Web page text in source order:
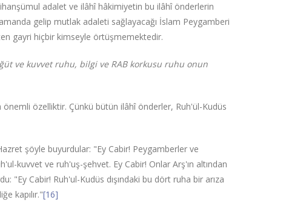
adalet ve ilâhî hâkimiyetin bu ilâhî önderlerin
gelip mutlak adaleti sağlayacağı İslam Peygamberi
gayri hiçbir kimseyle örtüşmemektedir.
ve kuvvet ruhu, bilgi ve RAB korkusu ruhu onun
özelliktir. Çünkü bütün ilâhî önderler, Ruh'ül-Kudüs
şöyle buyurdular: "Ey Cabir! Peygamberler ve
kuvvet ve ruh'uş-şehvet. Ey Cabir! Onlar Arş'ın altından
"Ey Cabir! Ruh'ul-Kudüs dışındaki bu dört ruha bir arıza
kapılır."[16]